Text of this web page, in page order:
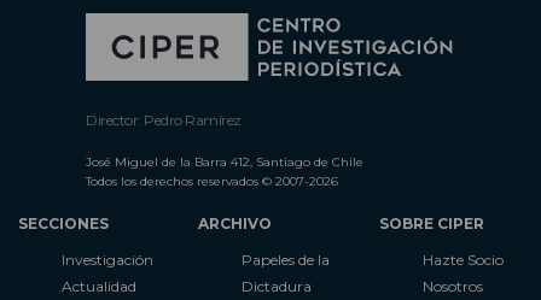
Director: Pedro Ramírez
José Miguel de la Barra 412, Santiago de Chile
Todos los derechos reservados © 2007-2026
SECCIONES
Investigación
Actualidad
ARCHIVO
Papeles de la
Dictadura
SOBRE CIPER
Hazte Socio
Nosotros